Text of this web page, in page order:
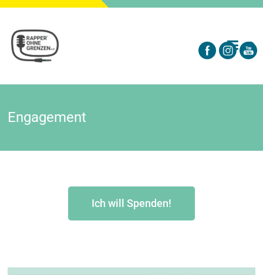
Engagement
Ich will Spenden!